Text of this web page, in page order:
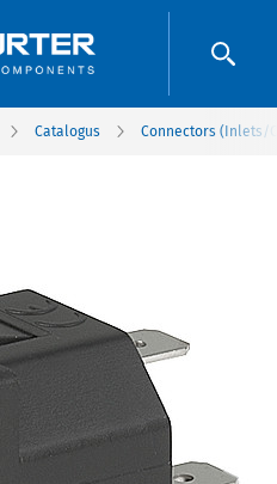
Catalogus Connectors (Inlets/